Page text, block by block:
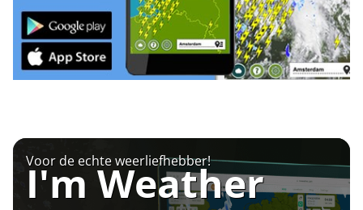
Voor de echte weerliefhebber!
I'm Weather